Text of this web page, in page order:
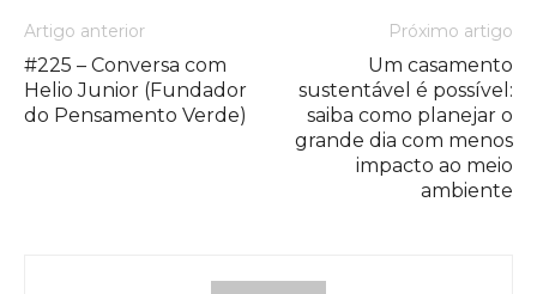
Artigo anterior
#225 – Conversa com
Helio Junior (Fundador
do Pensamento Verde)
Próximo artigo
Um casamento
sustentável é possível:
saiba como planejar o
grande dia com menos
impacto ao meio
ambiente